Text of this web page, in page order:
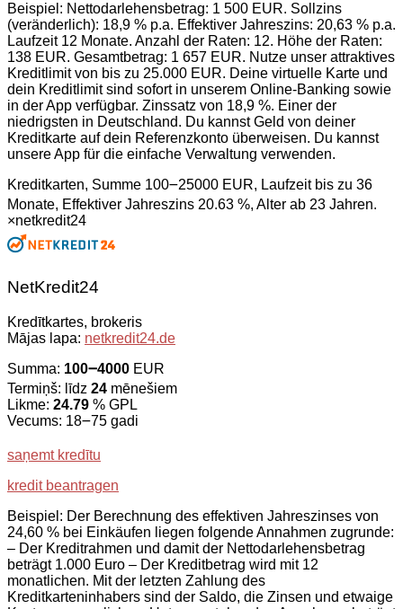
Beispiel: Nettodarlehensbetrag: 1 500 EUR. Sollzins
(veränderlich): 18,9 % p.a. Effektiver Jahreszins: 20,63 % p.a.
Laufzeit 12 Monate. Anzahl der Raten: 12. Höhe der Raten:
138 EUR. Gesamtbetrag: 1 657 EUR. Nutze unser attraktives
Kreditlimit von bis zu 25.000 EUR. Deine virtuelle Karte und
dein Kreditlimit sind sofort in unserem Online-Banking sowie
in der App verfügbar. Zinssatz von 18,9 %. Einer der
niedrigsten in Deutschland. Du kannst Geld von deiner
Kreditkarte auf dein Referenzkonto überweisen. Du kannst
unsere App für die einfache Verwaltung verwenden.
Kreditkarten, Summe 100౼25000 EUR, Laufzeit bis zu 36
Monate, Effektiver Jahreszins 20.63 %, Alter ab 23 Jahren.
×netkredit24
NetKredit24
Kredītkartes, brokeris
Mājas lapa: netkredit24.de
Summa: 100౼4000 EUR
Termiņš: līdz 24 mēnešiem
Likme: 24.79 % GPL
Vecums: 18౼75 gadi
saņemt kredītu
kredit beantragen
Beispiel: Der Berechnung des effektiven Jahreszinses von
24,60 % bei Einkäufen liegen folgende Annahmen zugrunde:
– Der Kreditrahmen und damit der Nettodarlehensbetrag
beträgt 1.000 Euro – Der Kreditbetrag wird mit 12
monatlichen. Mit der letzten Zahlung des
Kreditkarteninhabers sind der Saldo, die Zinsen und etwaige